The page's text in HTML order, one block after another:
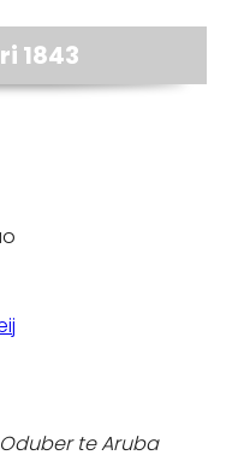
1843
te Aruba